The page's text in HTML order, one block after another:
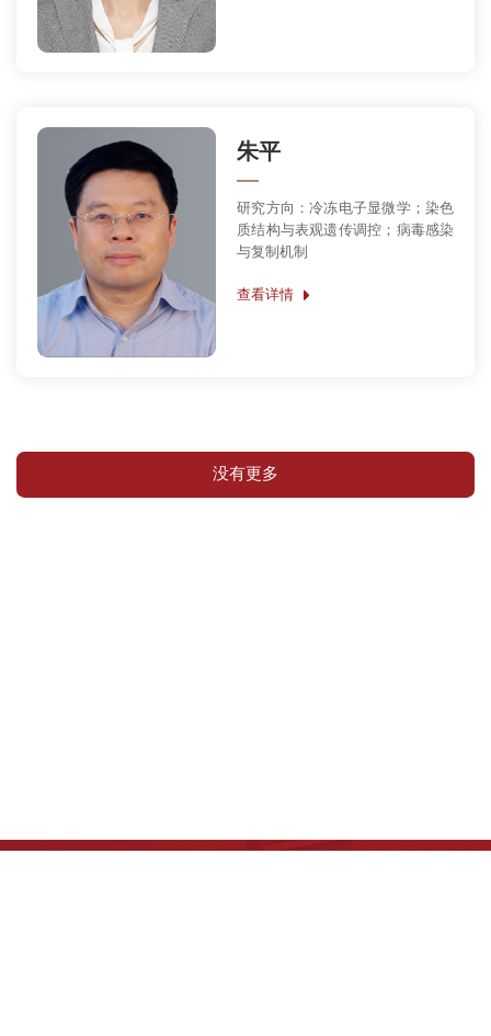
朱平
研究方向：冷冻电子显微学；染色
质结构与表观遗传调控；病毒感染
与复制机制
查看详情
没有更多